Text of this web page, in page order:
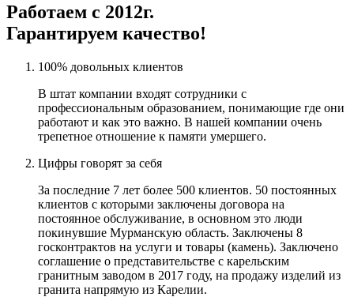
Работаем с 2012г.
Гарантируем качество!
100% довольных клиентов
В штат компании входят сотрудники с
профессиональным образованием, понимающие где они
работают и как это важно. В нашей компании очень
трепетное отношение к памяти умершего.
Цифры говорят за себя
За последние 7 лет более 500 клиентов. 50 постоянных
клиентов с которыми заключены договора на
постоянное обслуживание, в основном это люди
покинувшие Мурманскую область. Заключены 8
госконтрактов на услуги и товары (камень). Заключено
соглашение о представительстве с карельским
гранитным заводом в 2017 году, на продажу изделий из
гранита напрямую из Карелии.